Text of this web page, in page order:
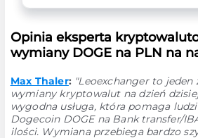
Opinia eksperta
wymiany DOGE na PLN na
Max Thaler: "Leoexchanger to jeden
wymiany kryptowalut na dzień
wygodna usługa, która pomaga
Dogecoin DOGE na Bank transfer/
ilości. Wymiana przebiega bardzo